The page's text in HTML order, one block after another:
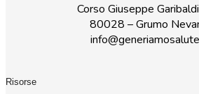
Corso Giuseppe
80028 – Grumo
Risorse